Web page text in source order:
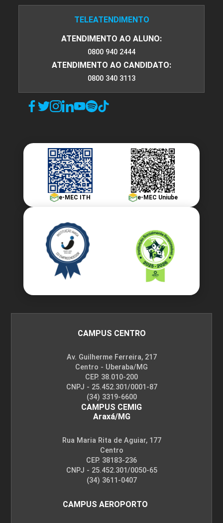
TELEATENDIMENTO
ATENDIMENTO AO ALUNO:
0800 940 2444
ATENDIMENTO AO CANDIDATO:
0800 340 3113
e-MEC ITH e-MEC Uniube
CAMPUS CENTRO
Av. Guilherme Ferreira, 217
Centro - Uberaba/MG
CEP. 38.010-200
CNPJ - 25.452.301/0001-87
(34) 3319-6600
CAMPUS CEMIG
Araxá/MG
Rua Maria Rita de Aguiar, 177
Centro
CEP. 38183-236
CNPJ - 25.452.301/0050-65
(34) 3611-0407
CAMPUS AEROPORTO